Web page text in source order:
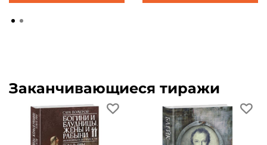
Заканчивающиеся тиражи